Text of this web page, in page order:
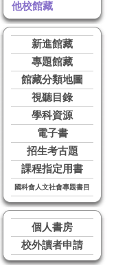
他校館藏
新進館藏
專題館藏
館藏分類地圖
視聽目錄
學科資源
電子書
招生考古題
課程指定用書
國科會人文社會專題書目
個人書房
校外讀者申請